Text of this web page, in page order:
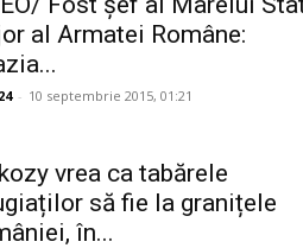
al Armatei Române:
- 10 septembrie 2015, 01:21
vrea ca tabărele
să fie la granițele
în...